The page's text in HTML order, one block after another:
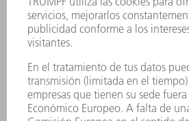
aún más: utilícela para cortar
como avellanados y redondear
directamente en su máquina de
adicionales del proceso y se
con bordes afilados. La
rápida de EdgeLine Bevel
de aplicaciones. En concreto,